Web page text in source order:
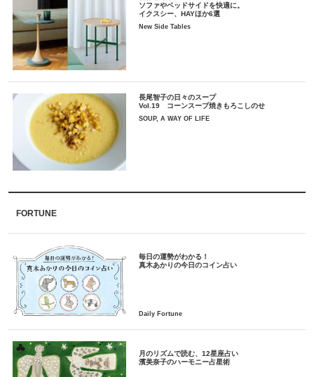
ソファやベッドサイドを快適に。
イクスシー、HAYほか6選
New Side Tables
長尾智子の日々のスープ
Vol.19 コーンスープ焼きもろこしのせ
SOUP, A WAY OF LIFE
FORTUNE
毎日の運勢がわかる！
月のリズムで読む、12星座占い